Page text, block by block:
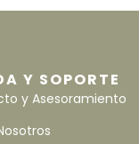
Y SOPORTE
y Asesoramiento